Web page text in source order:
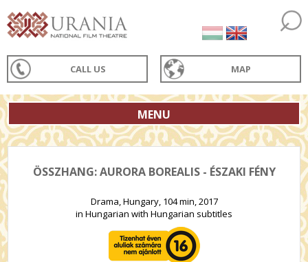
CALL US MAP
MENU
ÖSSZHANG: AURORA BOREALIS - ÉSZAKI FÉNY
Drama, Hungary, 104 min, 2017
in Hungarian with Hungarian subtitles